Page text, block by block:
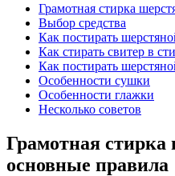
Грамотная стирка
Выбор средства
Как постирать
Как стирать свитер в
Как постирать
Особенности сушки
Особенности глажки
Несколько советов
Грамотная
основные правила